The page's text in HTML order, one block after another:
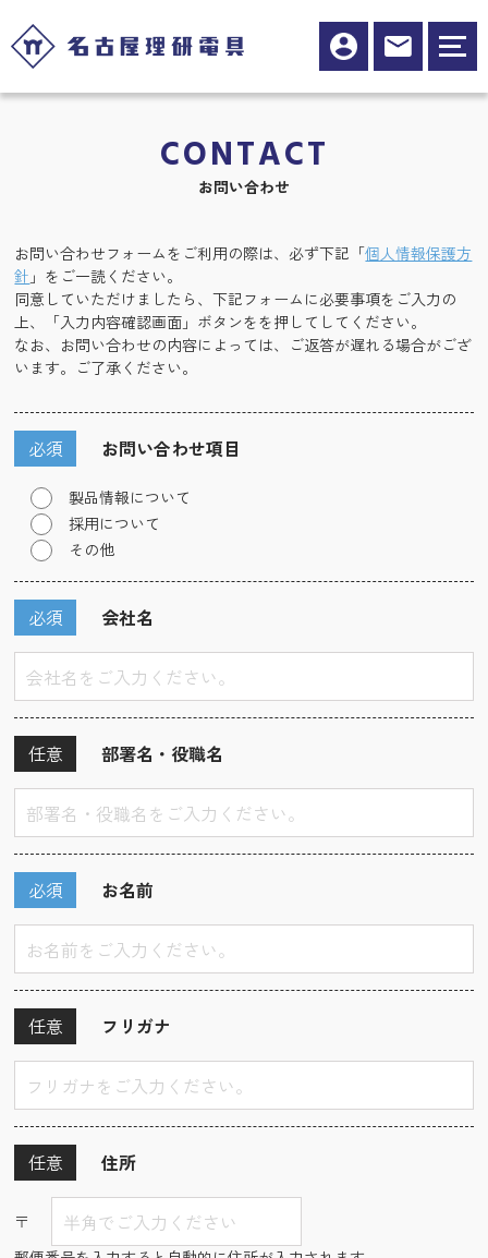
CONTACT
お問い合わせ
お問い合わせフォームをご利用の際は、必ず下記「個人情報保護方
針 」をご一読ください。
同意していただけましたら、下記フォームに必要事項をご入力の
上、「入力内容確認画面」ボタンをを押してしてください。
なお、お問い合わせの内容によっては、ご返答が遅れる場合がござ
います。ご了承ください。
お問い合わせ項目
必須
製品情報について
採用について
その他
会社名
必須
部署名・役職名
任意
お名前
必須
フリガナ
任意
住所
任意
〒